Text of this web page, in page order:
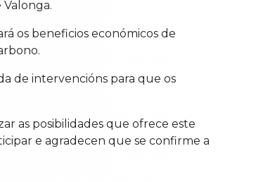
os beneficios económicos de
de intervencións para que os
as posibilidades que ofrece este
e agradecen que se confirme a